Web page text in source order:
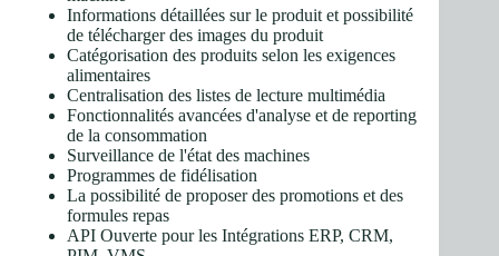
Informations détaillées sur le produit et possibilité
de télécharger des images du produit
Catégorisation des produits selon les exigences
alimentaires
Centralisation des listes de lecture multimédia
Fonctionnalités avancées d'analyse et de reporting
de la consommation
Surveillance de l'état des machines
Programmes de fidélisation
La possibilité de proposer des promotions et des
formules repas
API Ouverte pour les Intégrations ERP, CRM,